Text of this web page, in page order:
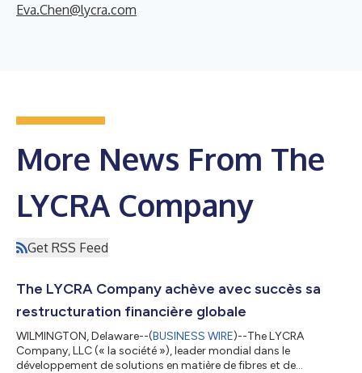
Eva.Chen@lycra.com
More News From The
LYCRA Company
Get RSS Feed
The LYCRA Company achève avec succès sa
restructuration financière globale
WILMINGTON, Delaware--(BUSINESS WIRE)--The LYCRA
Company, LLC (« la société »), leader mondial dans le
développement de solutions en matière de fibres et de